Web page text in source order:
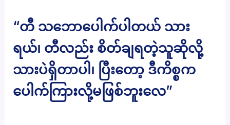
“တီ သဘောပေါက်ပါတယ် သား
ရယ်၊ တီလည်း စိတ်ချရတဲ့သူဆိုလို့
သားပဲရှိတာပါ၊ ပြီးတော့ ဒီကိစ္စက
ပေါက်ကြားလို့မဖြစ်ဘူးလေ”